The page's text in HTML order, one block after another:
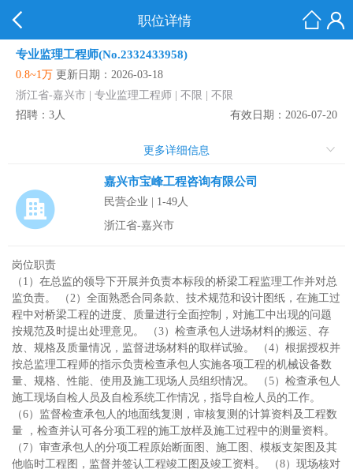
职位详情
专业监理工程师(No.2332433958)
0.8~1万 更新日期：2026-03-18
浙江省-嘉兴市 | 专业监理工程师 | 不限 | 不限
招聘：3人
有效日期：2026-07-20
更多详细信息
嘉兴市宝峰工程咨询有限公司
民营企业 | 1-49人
浙江省-嘉兴市
岗位职责
（1）在总监的领导下开展并负责本标段的桥梁工程监理工作并对总
监负责。 （2）全面熟悉合同条款、技术规范和设计图纸，在施工过
程中对桥梁工程的进度、质量进行全面控制，对施工中出现的问题
按规范及时提出处理意见。 （3）检查承包人进场材料的搬运、存
放、规格及质量情况，监督进场材料的取样试验。 （4）根据授权并
按总监理工程师的指示负责检查承包人实施各项工程的机械设备数
量、规格、性能、使用及施工现场人员组织情况。 （5）检查承包人
施工现场自检人员及自检系统工作情况，指导自检人员的工作。
（6）监督检查承包人的地面线复测，审核复测的计算资料及工程数
量 ，检查并认可各分项工程的施工放样及施工过程中的测量资料。
（7）审查承包人的分项工程原始断面图、施工图、模板支架图及其
他临时工程图，监督并签认工程竣工图及竣工资料。 （8）现场核对